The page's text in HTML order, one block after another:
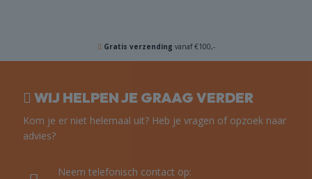
Gratis verzending vanaf €100,-
WIJ HELPEN JE GRAAG VERDER
Kom je er niet helemaal uit? Heb je vragen of opzoek naar
advies?
Neem telefonisch contact op: